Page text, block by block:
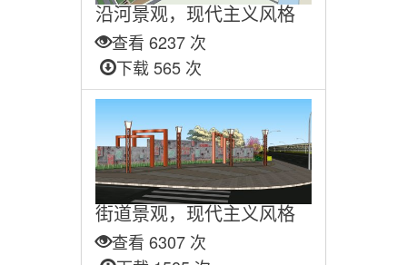
沿河景观，现代主义风格
查看 6237 次
下载 565 次
街道景观，现代主义风格
查看 6307 次